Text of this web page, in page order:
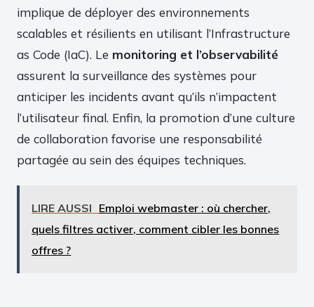
implique de déployer des environnements
scalables et résilients en utilisant l’Infrastructure
as Code (IaC). Le monitoring et l’observabilité
assurent la surveillance des systèmes pour
anticiper les incidents avant qu’ils n’impactent
l’utilisateur final. Enfin, la promotion d’une culture
de collaboration favorise une responsabilité
partagée au sein des équipes techniques.
LIRE AUSSI Emploi webmaster : où chercher,
quels filtres activer, comment cibler les bonnes
offres ?